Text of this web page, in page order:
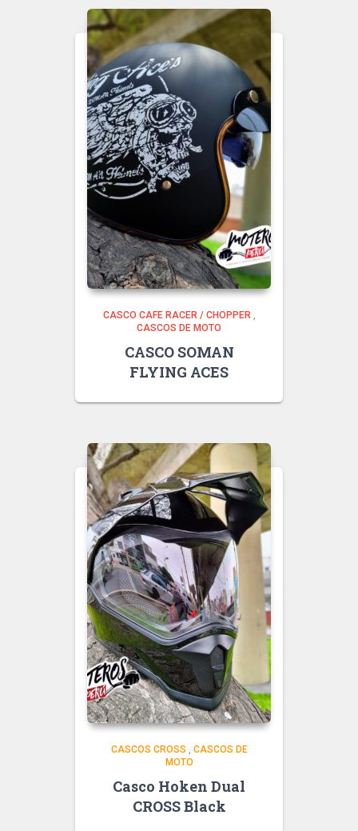
CASCO CAFE RACER / CHOPPER
CASCOS DE MOTO
CASCO SOMAN
FLYING ACES
CASCOS CROSS
CASCOS DE
MOTO
Casco Hoken Dual
CROSS Black